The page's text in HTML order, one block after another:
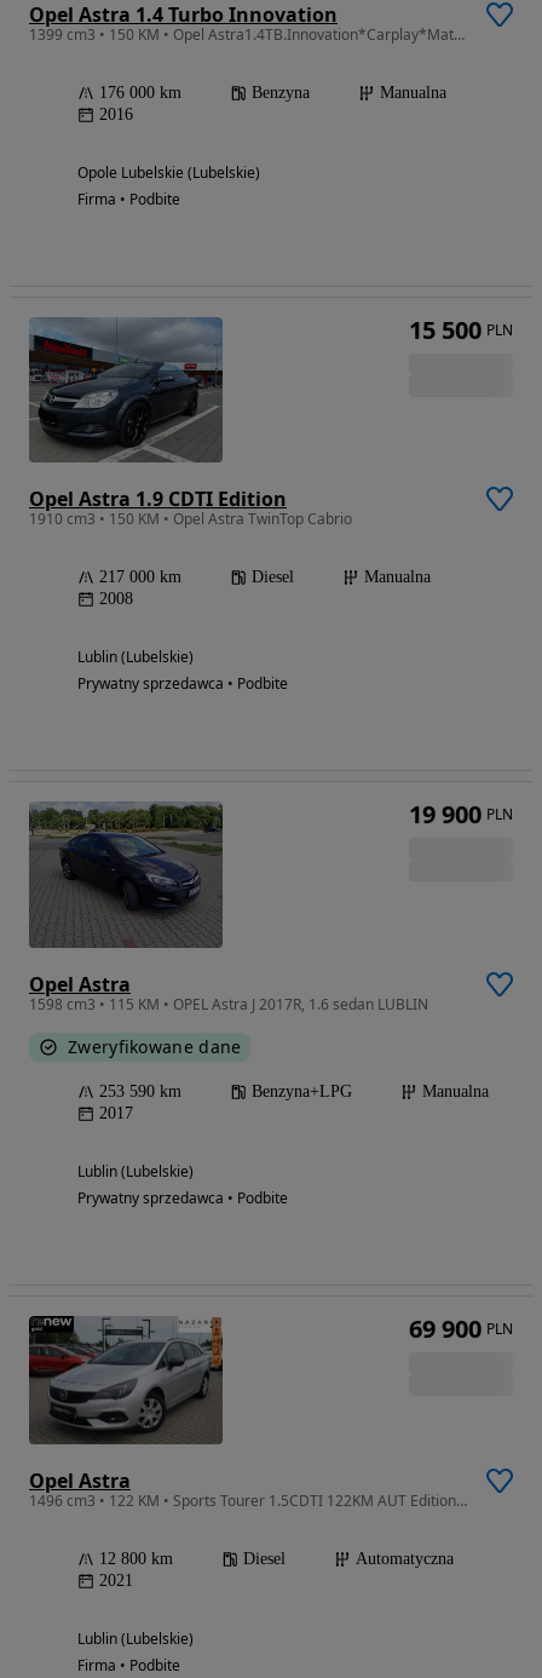
Opel Astra 1.4 Turbo Innovation
1399 cm3 • 150 KM • Opel Astra1.4TB.Innovation*Carplay*Matrix*Kamera*ACC*LaneAssist*PDC*
176 000 km Benzyna
Manualna
2016
Opole Lubelskie (Lubelskie)
Firma • Podbite
Opel Astra 1.9 CDTI Edition
1910 cm3 • 150 KM • Opel Astra TwinTop Cabrio
217 000 km Diesel
Manualna
2008
Lublin (Lubelskie)
Prywatny sprzedawca • Podbite
15 500 PLN
Opel Astra
1598 cm3 • 115 KM • OPEL Astra J 2017R, 1.6 sedan LUBLIN
Zweryfikowane dane
253 590 km Benzyna+LPG
Manualna
2017
Lublin (Lubelskie)
Prywatny sprzedawca • Podbite
19 900 PLN
Opel Astra
1496 cm3 • 122 KM • Sports Tourer 1.5CDTI 122KM AUT Edition opony zimowe
12 800 km Diesel
Automatyczna
2021
Lublin (Lubelskie)
Firma • Podbite
69 900 PLN